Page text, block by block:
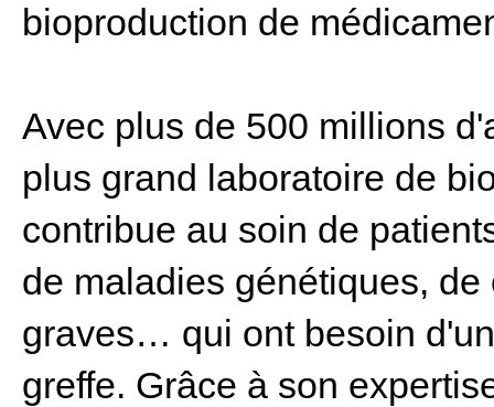
bioproduction de
Avec plus de 500 millions
plus grand laboratoire de
contribue au soin de
de maladies génétiques,
graves… qui ont besoin
greffe. Grâce à son